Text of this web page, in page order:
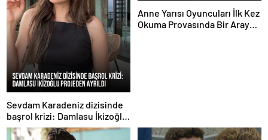
Sevdam Karadeniz dizisinde
başrol krizi: Damlasu İkizoğlu
projeden ayrıldı
Anne Yarısı Oyuncuları İlk Kez
Okuma Provasında Bir Araya